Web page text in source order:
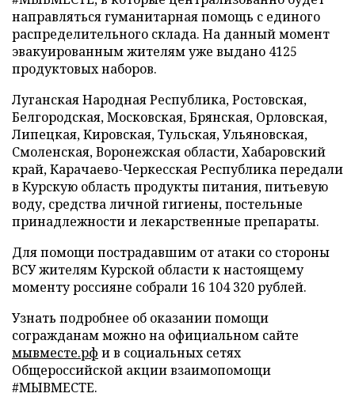
направляться гуманитарная помощь с единого
распределительного склада. На данный момент
эвакуированным жителям уже выдано 4125
продуктовых наборов.
Луганская Народная Республика, Ростовская,
Белгородская, Московская, Брянская, Орловская,
Липецкая, Кировская, Тульская, Ульяновская,
Смоленская, Воронежская области, Хабаровский
край, Карачаево-Черкесская Республика передали
в Курскую область продукты питания, питьевую
воду, средства личной гигиены, постельные
принадлежности и лекарственные препараты.
Для помощи пострадавшим от атаки со стороны
ВСУ жителям Курской области к настоящему
моменту россияне собрали 16 104 320 рублей.
Узнать подробнее об оказании помощи
согражданам можно на официальном сайте
мывместе.рф и в социальных сетях
Общероссийской акции взаимопомощи
#МЫВМЕСТЕ.